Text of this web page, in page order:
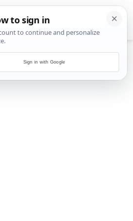
Sign in with Google